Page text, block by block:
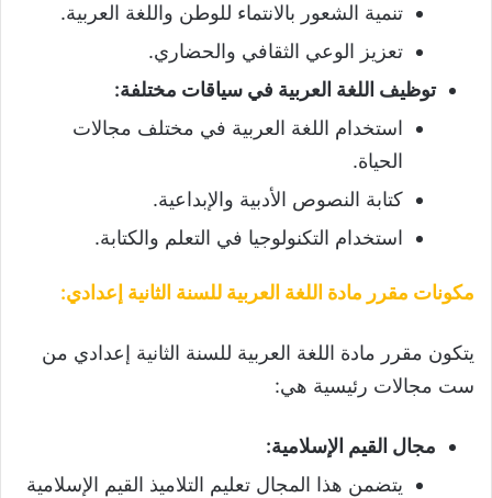
الدروس اللغوية
التعبير والإنشاء
تنمية الشعور بالانتماء للوطن واللغة العربية.
تعزيز الوعي الثقافي والحضاري.
توظيف اللغة العربية في سياقات مختلفة:
استخدام اللغة العربية في مختلف مجالات
الحياة.
كتابة النصوص الأدبية والإبداعية.
استخدام التكنولوجيا في التعلم والكتابة.
مكونات مقرر مادة اللغة العربية للسنة الثانية إعدادي:
يتكون مقرر مادة اللغة العربية للسنة الثانية إعدادي من
ست مجالات رئيسية هي:
مجال القيم الإسلامية:
يتضمن هذا المجال تعليم التلاميذ القيم الإسلامية